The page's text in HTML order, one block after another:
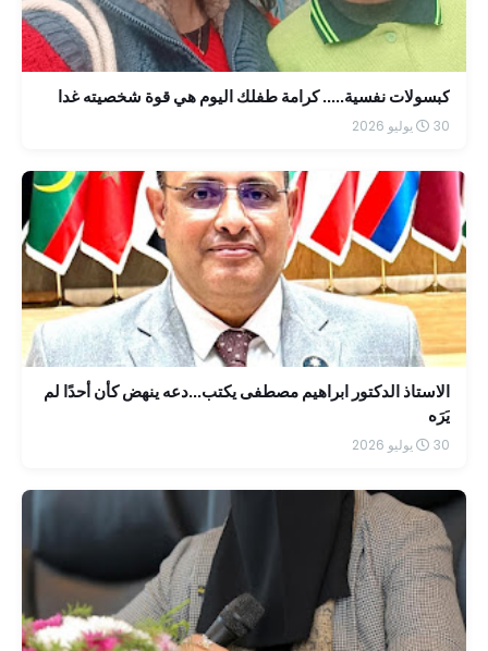
كبسولات نفسية..... كرامة طفلك اليوم هي قوة شخصيته غدا
30 يوليو 2026
الاستاذ الدكتور ابراهيم مصطفى يكتب...دعه ينهض كأن أحدًا لم
يَرَه
30 يوليو 2026